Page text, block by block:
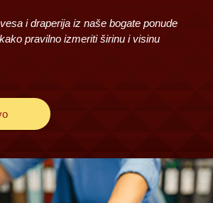
i draperija iz naše bogate ponude
pravilno izmeriti širinu i visinu